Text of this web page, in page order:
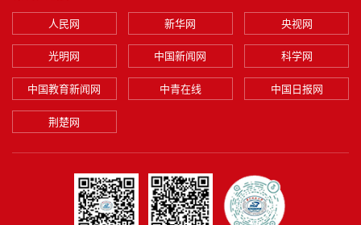
人民网 新华网 央视网
光明网 中国新闻网 科学网
中国教育新闻网 中青在线 中国日报网
荆楚网